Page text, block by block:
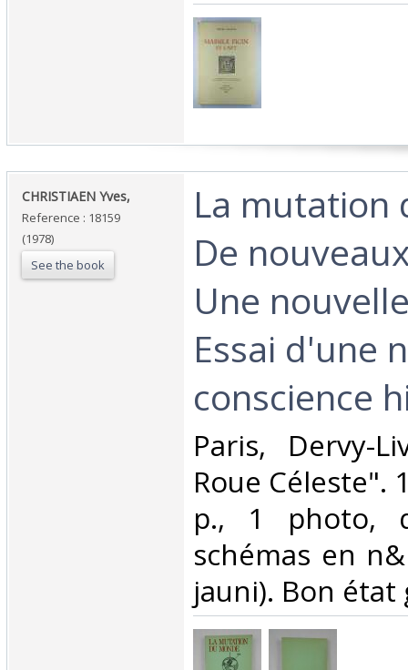
‎CHRISTIAEN Yves,‎
Reference : 18159
(1978)
See the book
‎La mutation
De
Une
Essai d'une
conscience
‎Paris, Dervy-
Roue Céleste".
p., 1 photo,
schémas en
jauni). Bon état